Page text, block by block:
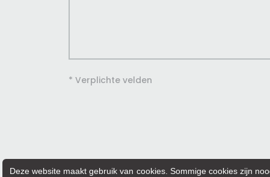
* Verplichte velden
Deze website maakt gebruik van cookies. Sommige cookies zijn